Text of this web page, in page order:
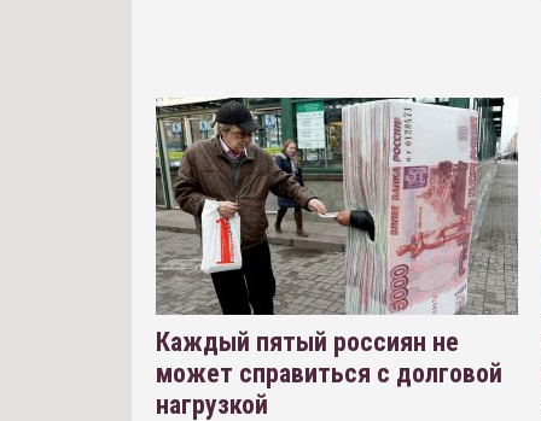
Каждый пятый россиян не
может справиться с долговой
нагрузкой